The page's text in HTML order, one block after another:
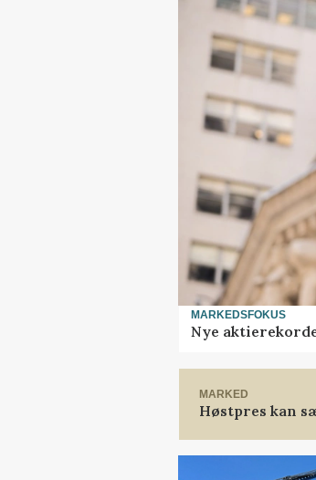
MARKEDSFOKUS
Nye
MARKED
Høstpres kan